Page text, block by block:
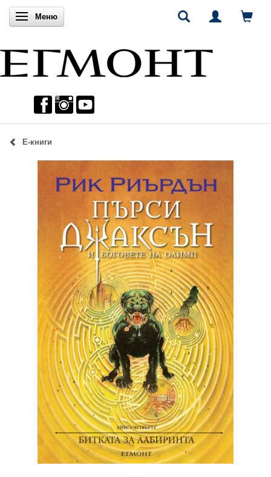
Включи навигацията
Меню
Е-книги